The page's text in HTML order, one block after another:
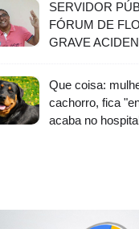
SERVIDOR
FÓRUM DE
GRAVE
Que coisa:
cachorro, fica
acaba no